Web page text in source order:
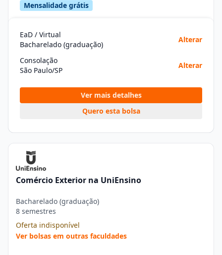
Mensalidade grátis
EaD / Virtual
Bacharelado (graduação)
Alterar
Consolação
São Paulo/SP
Alterar
Ver mais detalhes
Quero esta bolsa
Comércio Exterior na UniEnsino
Bacharelado (graduação)
8 semestres
Oferta indisponível
Ver bolsas em outras faculdades